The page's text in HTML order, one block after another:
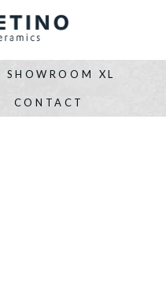
SHOWROOM XL
CONTACT